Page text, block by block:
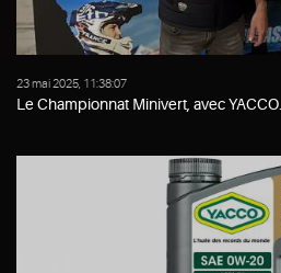
23 mai 2025, 11:38:07
Le Championnat Minivert, avec YACCO...